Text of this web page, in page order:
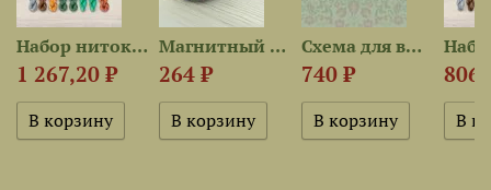
Набор ниток OwlForest для...
1 267,20 ₽
Магнитный держатель...
264 ₽
Схема для вышивания «Ночные...
740 ₽